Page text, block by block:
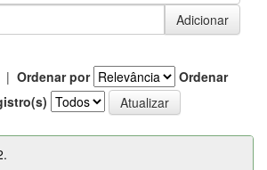
| Ordenar por
Ordenar